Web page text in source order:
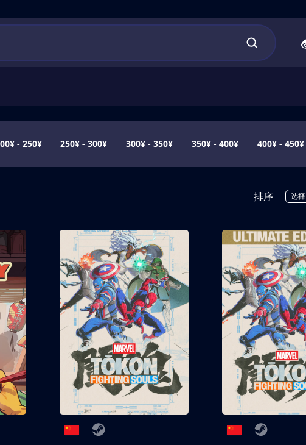
- 250¥ 250¥ - 300¥ 300¥ - 350¥ 350¥ - 400¥ 400¥ - 450¥
排序 选择